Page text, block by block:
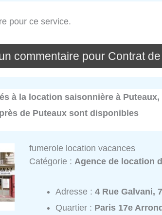
pour ce service.
commentaire pour Contrat
à la location saisonnière à
de Puteaux sont disponibles
fumerole location vacances
Catégorie :Agence de location
Adresse :4 Rue Galvani,
Quartier : Paris 17e